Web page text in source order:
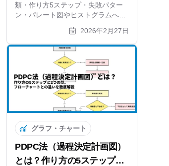
類・作り方5ステップ・失敗パター
ン・パレート図やヒストグラムへの
展開方法まで実践的に解説。無料オ
ンライン作成ツールも紹介します。
2026年2月27日
グラフ・チャート
PDPC法（過程決定計画図）
とは？作り方の5ステップと